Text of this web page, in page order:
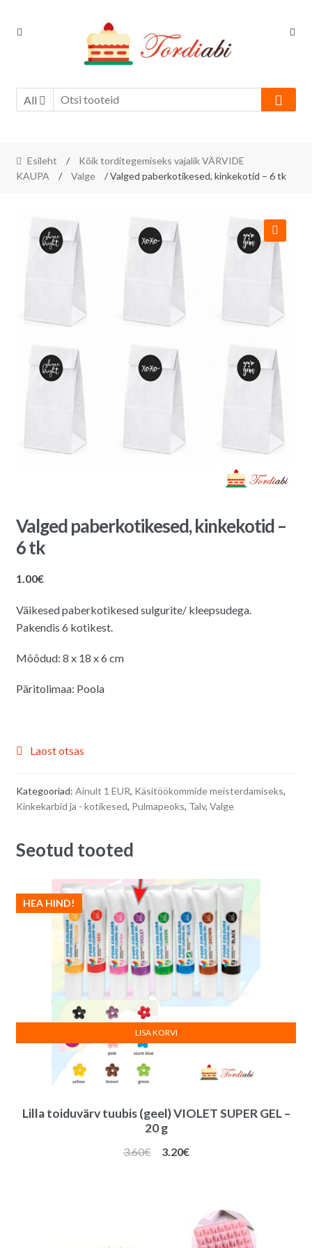
Skip
Skip
All
Esileht /
Kõik torditegemiseks vajalik VÄRVIDE
KAUPA
/ Valge / Valged paberkotikesed, kinkekotid – 6 tk
Valged paberkotikesed, kinkekotid –
6 tk
1.00€
Väikesed paberkotikesed sulgurite/ kleepsudega.
Pakendis 6 kotikest.
Mõõdud: 8 x 18 x 6 cm
Päritolimaa: Poola
Laost otsas
Kategooriad: Ainult 1 EUR, Käsitöökommide meisterdamiseks,
Kinkekarbid ja - kotikesed, Pulmapeoks, Talv, Valge
Seotud tooted
Lilla toiduvärv tuubis (geel) VIOLET SUPER GEL –
20 g
HEA HIND!
3.60€
Algne
3.20€Praegune
LISA KORVI